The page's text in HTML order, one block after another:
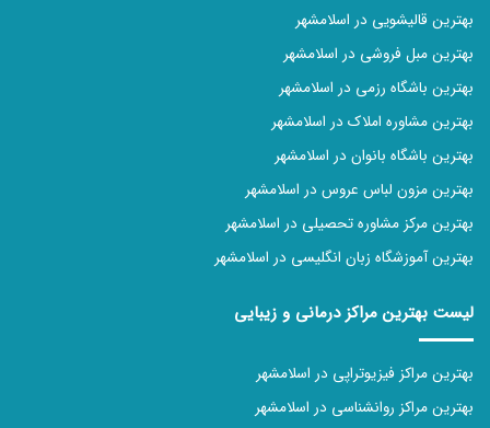
بهترین قالیشویی در اسلامشهر
بهترین مبل فروشی در اسلامشهر
بهترین باشگاه رزمی در اسلامشهر
بهترین مشاوره املاک در اسلامشهر
بهترین باشگاه بانوان در اسلامشهر
بهترین مزون لباس عروس در اسلامشهر
بهترین مرکز مشاوره تحصیلی در اسلامشهر
بهترین آموزشگاه زبان انگلیسی در اسلامشهر
لیست بهترین مراکز درمانی و زیبایی
بهترین مراکز فیزیوتراپی در اسلامشهر
بهترین مراکز روانشناسی در اسلامشهر